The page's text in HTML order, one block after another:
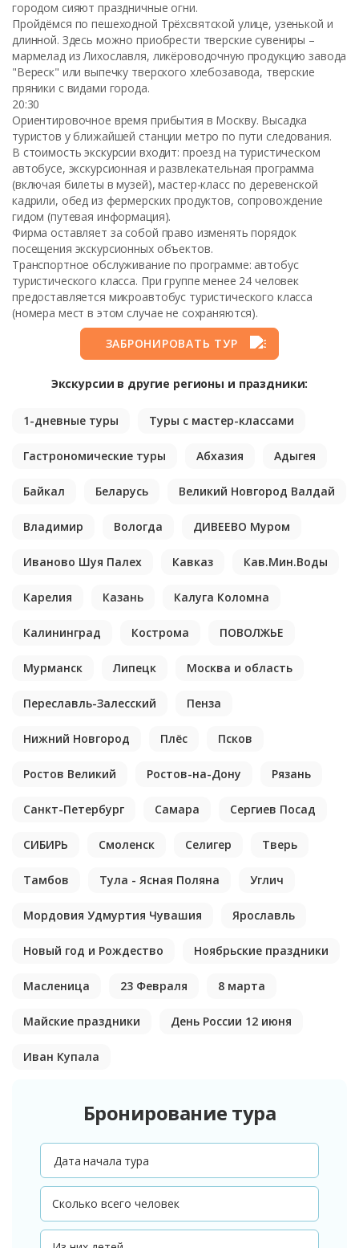
городом сияют праздничные огни.
Пройдёмся по пешеходной Трёхсвятской улице, узенькой и
длинной. Здесь можно приобрести тверские сувениры –
мармелад из Лихославля, ликёроводочную продукцию завода
"Вереск" или выпечку тверского хлебозавода, тверские
пряники с видами города.
20:30
Ориентировочное время прибытия в Москву. Высадка
туристов у ближайшей станции метро по пути следования.
В стоимость экскурсии входит: проезд на туристическом
автобусе, экскурсионная и развлекательная программа
(включая билеты в музей), мастер-класс по деревенской
кадрили, обед из фермерских продуктов, сопровождение
гидом (путевая информация).
Фирма оставляет за собой право изменять порядок
посещения экскурсионных объектов.
Транспортное обслуживание по программе: автобус
туристического класса. При группе менее 24 человек
предоставляется микроавтобус туристического класса
(номера мест в этом случае не сохраняются).
ЗАБРОНИРОВАТЬ ТУР
Экскурсии в другие регионы и праздники:
1-дневные туры Туры с мастер-классами
Гастрономические туры Абхазия Адыгея
Байкал Беларусь Великий Новгород Валдай
Владимир Вологда ДИВЕЕВО Муром
Иваново Шуя Палех Кавказ Кав.Мин.Воды
Карелия Казань Калуга Коломна
Калининград Кострома ПОВОЛЖЬЕ
Мурманск Липецк Москва и область
Переславль-Залесский Пенза
Нижний Новгород Плёс Псков
Ростов Великий Ростов-на-Дону Рязань
Санкт-Петербург Самара Сергиев Посад
СИБИРЬ Смоленск Селигер Тверь
Тамбов Тула - Ясная Поляна Углич
Мордовия Удмуртия Чувашия Ярославль
Новый год и Рождество Ноябрьские праздники
Масленица 23 Февраля 8 марта
Майские праздники День России 12 июня
Иван Купала
Бронирование тура
Дата начала тура